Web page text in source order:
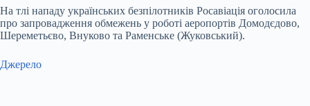
На тлі нападу українських безпілотників Росавіація оголосила
про запровадження обмежень у роботі аеропортів Домодєдово,
Шереметьєво, Внуково та Раменське (Жуковський).
Джерело